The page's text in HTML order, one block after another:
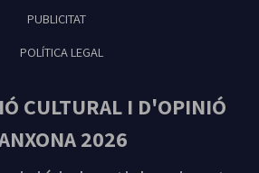
PUBLICITAT
POLÍTICA LEGAL
CULTURAL I D'OPINIÓ
2026